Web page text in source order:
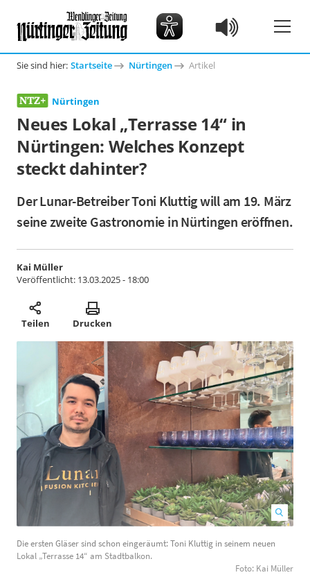
Sie sind hier: Startseite Nürtingen Artikel
Nürtingen
Neues Lokal „Terrasse 14“ in
Nürtingen: Welches Konzept
steckt dahinter?
Der Lunar-Betreiber Toni Kluttig will am 19. März
seine zweite Gastronomie in Nürtingen eröffnen.
Kai Müller
Veröffentlicht: 13.03.2025 - 18:00
Teilen Drucken
Die ersten Gläser sind schon eingeräumt: Toni Kluttig in seinem neuen
Lokal „Terrasse 14“ am Stadtbalkon.
Foto: Kai Müller